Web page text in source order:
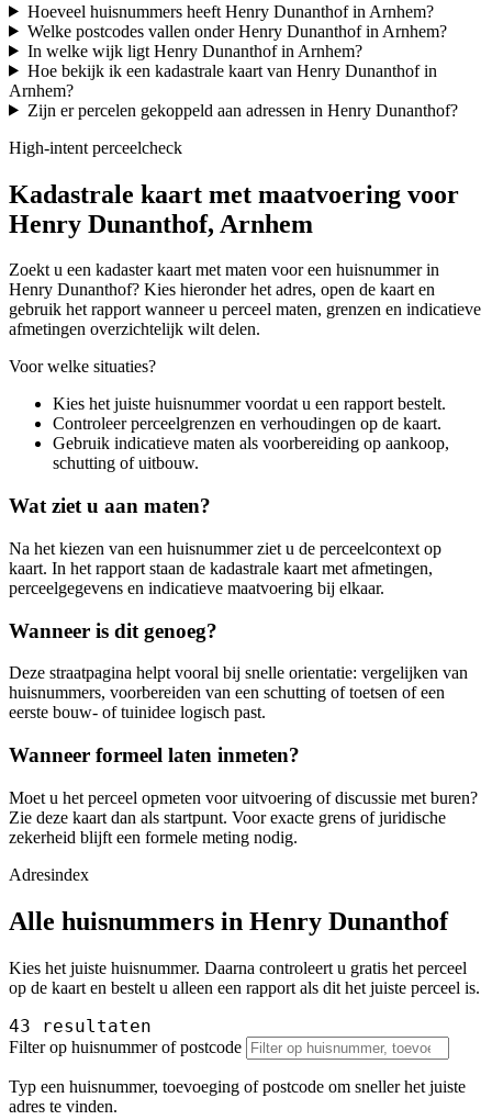
Hoeveel huisnummers heeft Henry Dunanthof in Arnhem?
Welke postcodes vallen onder Henry Dunanthof in Arnhem?
In welke wijk ligt Henry Dunanthof in Arnhem?
Hoe bekijk ik een kadastrale kaart van Henry Dunanthof in
Arnhem?
Zijn er percelen gekoppeld aan adressen in Henry Dunanthof?
High-intent perceelcheck
Kadastrale kaart met maatvoering voor
Henry Dunanthof, Arnhem
Zoekt u een kadaster kaart met maten voor een huisnummer in
Henry Dunanthof? Kies hieronder het adres, open de kaart en
gebruik het rapport wanneer u perceel maten, grenzen en indicatieve
afmetingen overzichtelijk wilt delen.
Voor welke situaties?
Kies het juiste huisnummer voordat u een rapport bestelt.
Controleer perceelgrenzen en verhoudingen op de kaart.
Gebruik indicatieve maten als voorbereiding op aankoop,
schutting of uitbouw.
Wat ziet u aan maten?
Na het kiezen van een huisnummer ziet u de perceelcontext op
kaart. In het rapport staan de kadastrale kaart met afmetingen,
perceelgegevens en indicatieve maatvoering bij elkaar.
Wanneer is dit genoeg?
Deze straatpagina helpt vooral bij snelle orientatie: vergelijken van
huisnummers, voorbereiden van een schutting of toetsen of een
eerste bouw- of tuinidee logisch past.
Wanneer formeel laten inmeten?
Moet u het perceel opmeten voor uitvoering of discussie met buren?
Zie deze kaart dan als startpunt. Voor exacte grens of juridische
zekerheid blijft een formele meting nodig.
Adresindex
Alle huisnummers in Henry Dunanthof
Kies het juiste huisnummer. Daarna controleert u gratis het perceel
op de kaart en bestelt u alleen een rapport als dit het juiste perceel is.
43 resultaten
Filter op huisnummer of postcode
Typ een huisnummer, toevoeging of postcode om sneller het juiste
adres te vinden.